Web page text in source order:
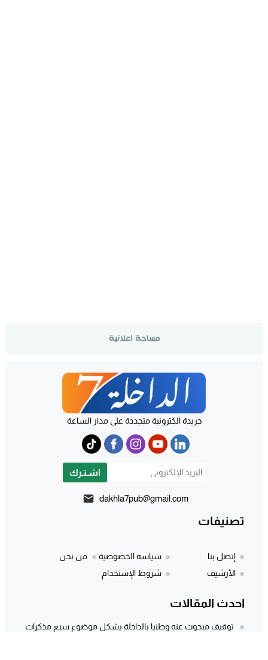
جريدة الكترونية متجددة على مدار الساعة
اشـتـرك
dakhla7pub@gmail.com
تصنيفات
إتصل بنا
الأرشيف
سياسة الخصوصية
شروط الإستخدام
من نحن
احدث المقالات
توقيف مبحوث عنه وطنيا بالداخلة يشكل موضوع سبع مذكرات